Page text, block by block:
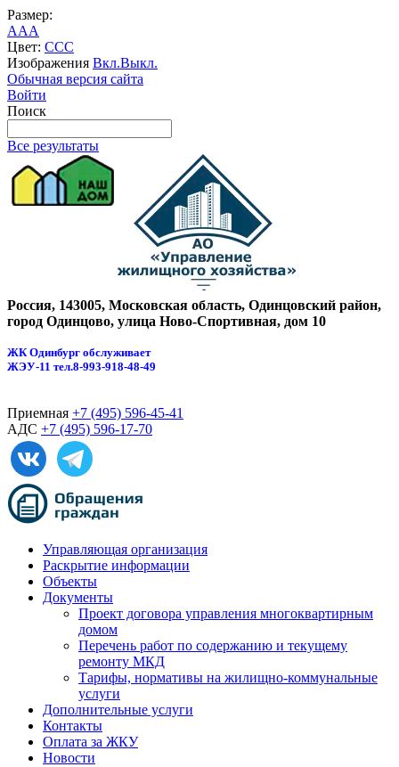
Размер:
AAA
Цвет: CCC
Изображения Вкл.Выкл.
Обычная версия сайта
Войти
Поиск
Все результаты
Россия, 143005, Московская область, Одинцовский район,
город Одинцово, улица Ново-Спортивная, дом 10
ЖК Одинбург обслуживает
ЖЭУ-11 тел.8-993-918-48-49
Приемная +7 (495) 596-45-41
АДС +7 (495) 596-17-70
Управляющая организация
Раскрытие информации
Объекты
Документы
Проект договора управления многоквартирным
домом
Перечень работ по содержанию и текущему
ремонту МКД
Тарифы, нормативы на жилищно-коммунальные
услуги
Дополнительные услуги
Контакты
Оплата за ЖКУ
Новости